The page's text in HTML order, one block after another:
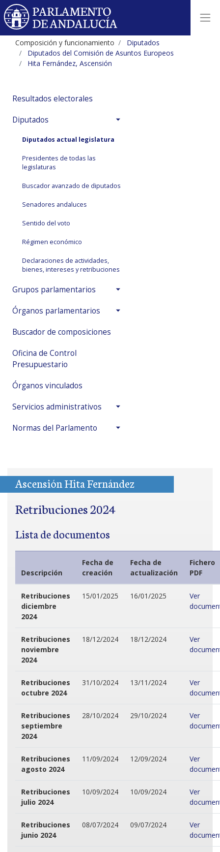
Composición y funcionamiento
Diputados
Diputados del Comisión de Asuntos Europeos
Hita Fernández, Ascensión
Resultados electorales
Diputados
Diputados actual legislatura
Presidentes de todas las
legislaturas
Buscador avanzado de diputados
Senadores andaluces
Sentido del voto
Régimen económico
Declaraciones de actividades,
bienes, intereses y retribuciones
Grupos parlamentarios
Órganos parlamentarios
Buscador de composiciones
Oficina de Control
Presupuestario
Órganos vinculados
Servicios administrativos
Normas del Parlamento
Ascensión Hita Fernández
Retribuciones 2024
Lista de documentos
Descripción
Fecha de
creación
Fecha de
actualización
Fichero
PDF
Retribuciones
diciembre
2024
15/01/2025 16/01/2025
Ver
Retribuciones
noviembre
2024
18/12/2024 18/12/2024
Ver
Retribuciones
octubre 2024
31/10/2024 13/11/2024
Ver
Retribuciones
septiembre
2024
28/10/2024 29/10/2024
Ver
Retribuciones
agosto 2024
11/09/2024 12/09/2024
Ver
Retribuciones
julio 2024
10/09/2024 10/09/2024
Ver
Retribuciones
junio 2024
08/07/2024 09/07/2024
Ver